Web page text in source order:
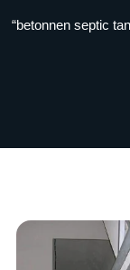
“betonnen septic